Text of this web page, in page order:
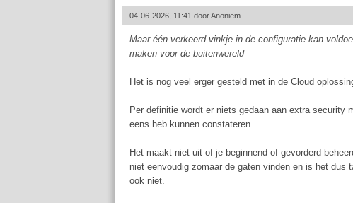
04-06-2026, 11:41 doorAnoniem
Maar één verkeerd vinkje in de configuratie kan
maken voor de buitenwereld
Het is nog veel erger gesteld met in de Cloud
Per definitie wordt er niets gedaan aan extra security
eens heb kunnen constateren.
Het maakt niet uit of je beginnend of gevorderd
niet eenvoudig zomaar de gaten vinden en is het dus
ook niet.